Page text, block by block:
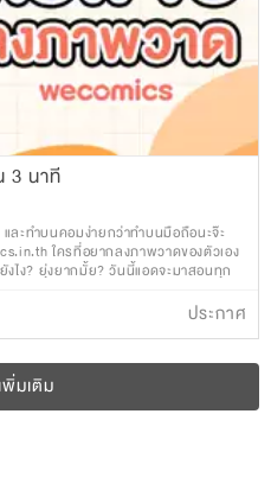
3 นาที
ละทำบนคอมง่ายกว่าทำบนมือถือนะจ๊ะ
ใครที่อยากลงภาพวาดของตัวเอง
งไง? ยุ่งยากมั้ย? วันนี้แอดจะมาสอนทุก
ประกาศ
พิ่มเติม